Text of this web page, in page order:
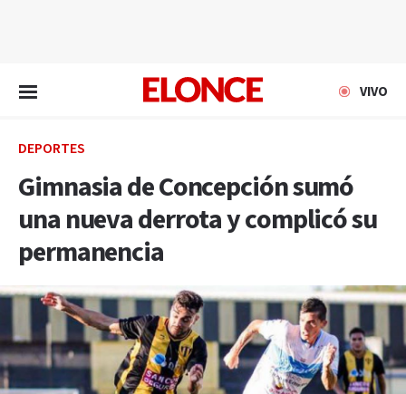
VIVO
DEPORTES
Gimnasia de Concepción sumó
una nueva derrota y complicó su
permanencia